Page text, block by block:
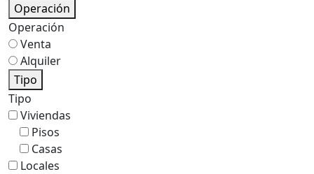
Operación
Operación
Venta
Alquiler
Tipo
Tipo
Viviendas
Pisos
Casas
Locales